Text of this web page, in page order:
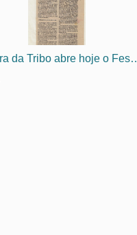
Terreira da Tribo